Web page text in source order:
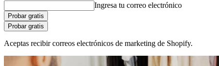
Ingresa tu correo electrónico
Probar gratis
Probar gratis
Aceptas recibir correos electrónicos de marketing de Shopify.